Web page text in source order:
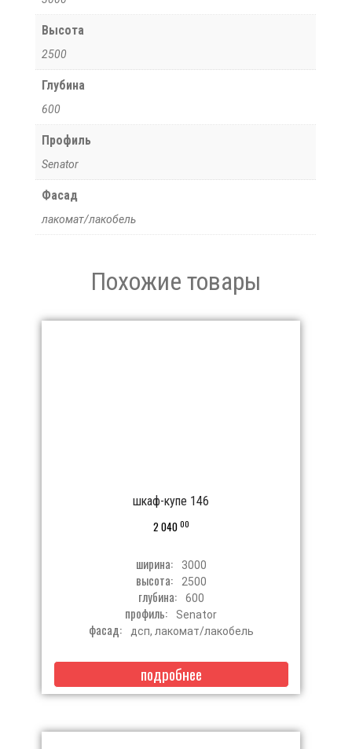
Высота
2500
Глубина
600
Профиль
Senator
Фасад
лакомат/лакобель
Похожие товары
шкаф-купе 146
2 040 00
ширина: 3000
высота: 2500
глубина: 600
профиль: Senator
фасад: дсп, лакомат/лакобель
подробнее